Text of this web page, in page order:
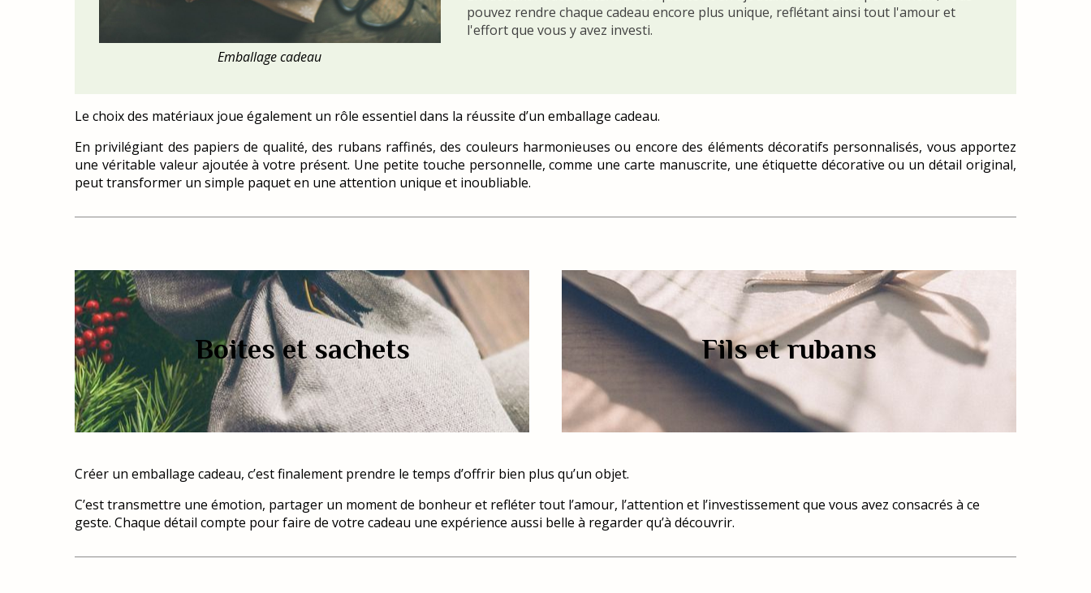
Emballage cadeau
pouvez rendre chaque cadeau encore plus unique, reflétant ainsi tout l'amour et
l'effort que vous y avez investi.
Le choix des matériaux joue également un rôle essentiel dans la réussite d’un emballage cadeau.
En privilégiant des papiers de qualité, des rubans raffinés, des couleurs harmonieuses ou encore des éléments décoratifs personnalisés, vous apportez
une véritable valeur ajoutée à votre présent. Une petite touche personnelle, comme une carte manuscrite, une étiquette décorative ou un détail original,
peut transformer un simple paquet en une attention unique et inoubliable.
Boites et sachets Fils et rubans
Créer un emballage cadeau, c’est finalement prendre le temps d’offrir bien plus qu’un objet.
C’est transmettre une émotion, partager un moment de bonheur et refléter tout l’amour, l’attention et l’investissement que vous avez consacrés à ce
geste. Chaque détail compte pour faire de votre cadeau une expérience aussi belle à regarder qu’à découvrir.